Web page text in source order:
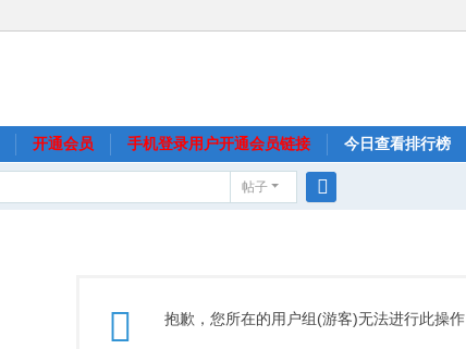
开通会员 手机登录用户开通会员链接 今日查看排行榜
帖子
抱歉，您所在的用户组(游客)无法进行此操作